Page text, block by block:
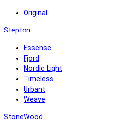
Original
Stepton
Essense
Fjord
Nordic Light
Timeless
Urbant
Weave
StoneWood